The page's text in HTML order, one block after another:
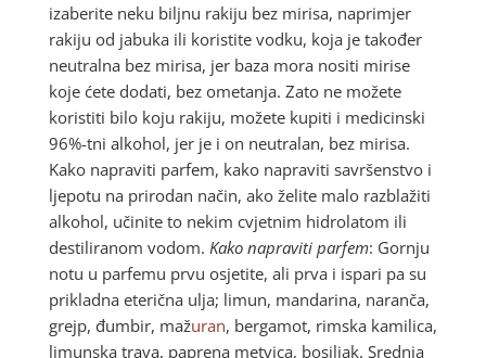
izaberite neku biljnu rakiju bez mirisa, naprimjer
rakiju od jabuka ili koristite vodku, koja je također
neutralna bez mirisa, jer baza mora nositi mirise
koje ćete dodati, bez ometanja. Zato ne možete
koristiti bilo koju rakiju, možete kupiti i medicinski
96%-tni alkohol, jer je i on neutralan, bez mirisa.
Kako napraviti parfem, kako napraviti savršenstvo i
ljepotu na prirodan način, ako želite malo razblažiti
alkohol, učinite to nekim cvjetnim hidrolatom ili
destiliranom vodom. Kako napraviti parfem: Gornju
notu u parfemu prvu osjetite, ali prva i ispari pa su
prikladna eterična ulja; limun, mandarina, naranča,
grejp, đumbir, mažuran, bergamot, rimska kamilica,
limunska trava, paprena metvica, bosiljak. Srednja